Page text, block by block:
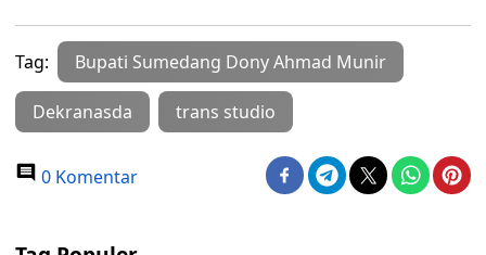
Tag: Bupati Sumedang Dony Ahmad Munir
Dekranasda trans studio
0 Komentar